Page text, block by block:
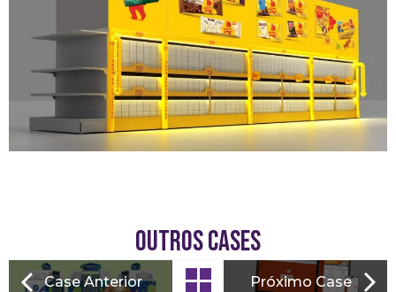
Outros Cases
Case Anterior Próximo Case